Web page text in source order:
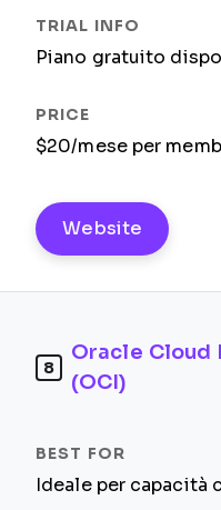
Piano gratuito
$20/mese per
Website
8
Oracle Cloud
(OCI)
Ideale per